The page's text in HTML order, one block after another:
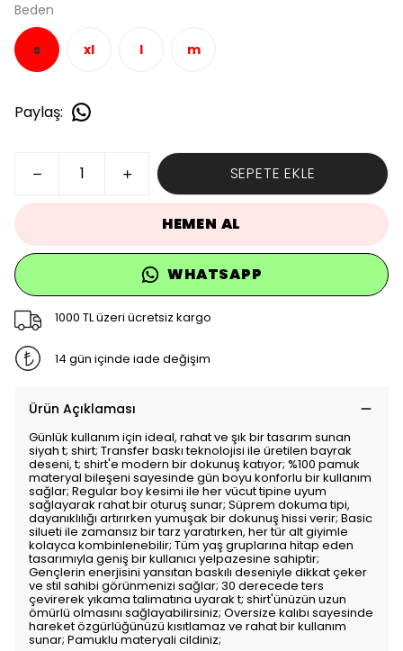
Beden
s xl l m
Paylaş:
SEPETE EKLE
HEMEN AL
WHATSAPP
1000 TL üzeri ücretsiz kargo
14 gün içinde iade değişim
Ürün Açıklaması
Günlük kullanım için ideal, rahat ve şık bir tasarım sunan
siyah t; shirt; Transfer baskı teknolojisi ile üretilen bayrak
deseni, t; shirt'e modern bir dokunuş katıyor; %100 pamuk
materyal bileşeni sayesinde gün boyu konforlu bir kullanım
sağlar; Regular boy kesimi ile her vücut tipine uyum
sağlayarak rahat bir oturuş sunar; Süprem dokuma tipi,
dayanıklılığı artırırken yumuşak bir dokunuş hissi verir; Basic
silueti ile zamansız bir tarz yaratırken, her tür alt giyimle
kolayca kombinlenebilir; Tüm yaş gruplarına hitap eden
tasarımıyla geniş bir kullanıcı yelpazesine sahiptir;
Gençlerin enerjisini yansıtan baskılı deseniyle dikkat çeker
ve stil sahibi görünmenizi sağlar; 30 derecede ters
çevirerek yıkama talimatına uyarak t; shirt'ünüzün uzun
ömürlü olmasını sağlayabilirsiniz; Oversize kalıbı sayesinde
hareket özgürlüğünüzü kısıtlamaz ve rahat bir kullanım
sunar; Pamuklu materyali cildiniz;